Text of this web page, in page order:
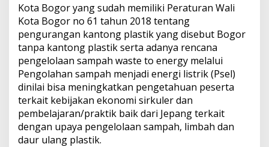
Kota Bogor yang sudah memiliki Peraturan Wali
Kota Bogor no 61 tahun 2018 tentang
pengurangan kantong plastik yang disebut Bogor
tanpa kantong plastik serta adanya rencana
pengelolaan sampah waste to energy melalui
Pengolahan sampah menjadi energi listrik (Psel)
dinilai bisa meningkatkan pengetahuan peserta
terkait kebijakan ekonomi sirkuler dan
pembelajaran/praktik baik dari Jepang terkait
dengan upaya pengelolaan sampah, limbah dan
daur ulang plastik.